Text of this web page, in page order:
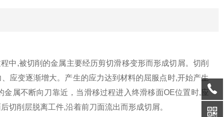
中,被切削的金属主要经历剪切滑移变形而形成切屑。切削
应变逐渐增大。产生的应力达到材料的屈服点时,开始产生
属不断向刀靠近，当滑移过程进入终滑移面OE位置时,应
切削层脱离工件,沿着前刀面流出而形成切屑。